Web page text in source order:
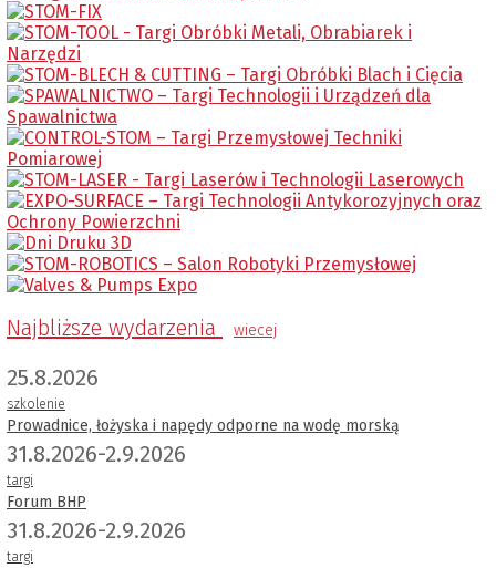
Najbliższe wydarzenia wiecej
25.8.2026
szkolenie
Prowadnice, łożyska i napędy odporne na wodę morską
31.8.2026-2.9.2026
targi
Forum BHP
31.8.2026-2.9.2026
targi